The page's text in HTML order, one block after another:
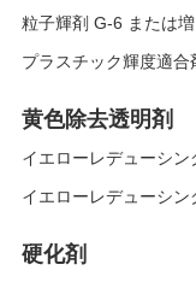
粒子輝剤 G-6 または増
プラスチック輝度適
黄色除去透明剤
イエローレデューシ
イエローレデューシ
硬化剤